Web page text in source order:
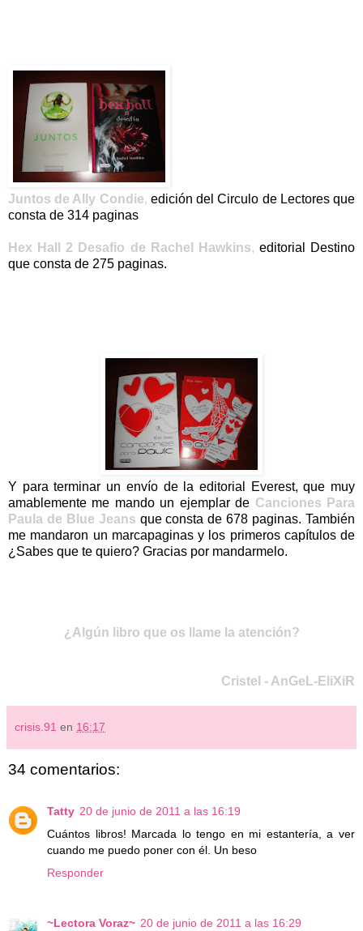
Juntos de Ally Condie, edición del Circulo de Lectores que
consta de 314 paginas
Hex Hall 2 Desafio de Rachel Hawkins, editorial Destino
que consta de 275 paginas.
Y para terminar un envío de la editorial Everest, que muy
amablemente me mando un ejemplar de Canciones Para
Paula de Blue Jeans que consta de 678 paginas. También
me mandaron un marcapaginas y los primeros capítulos de
¿Sabes que te quiero? Gracias por mandarmelo.
¿Algún libro que os llame la atención?
Cristel - AnGeL-EliXiR
crisis.91 en 16:17
34 comentarios:
Tatty 20 de junio de 2011 a las 16:19
Cuántos libros! Marcada lo tengo en mi estantería, a ver
cuando me puedo poner con él. Un beso
Responder
~Lectora Voraz~ 20 de junio de 2011 a las 16:29